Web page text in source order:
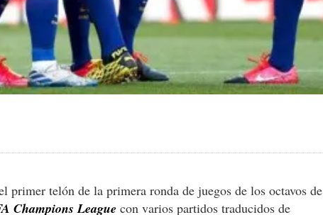
primer telón de la primera ronda de juegos de los octavos de
Champions League con varios partidos traducidos de